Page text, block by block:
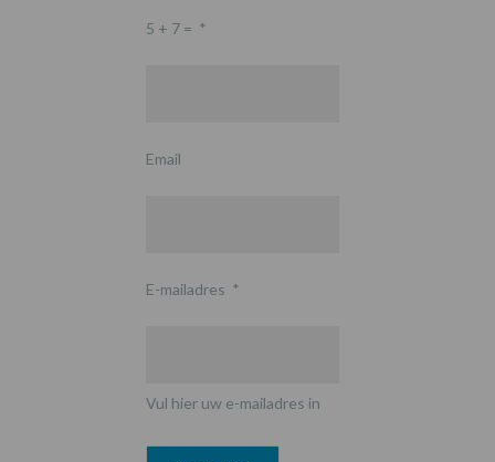
5 + 7 = *
Email
E-mailadres *
Vul hier uw e-mailadres in